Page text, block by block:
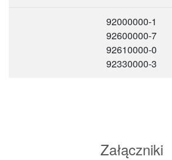
92000000-1
92600000-7
92610000-0
92330000-3
Załączniki